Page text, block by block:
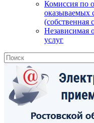
Комиссия по
оказываемых
(собственная
Независимая
услуг